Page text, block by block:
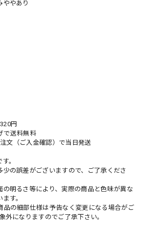
ややあり
円
で送料無料
文（ご入金確認）で当日発送
。
少の誤差がございますので、ご了承くださ
明るさ等により、実際の商品と色味が異な
す。
の細部仕様は予告なく変更になる場合がご
外になりますのでご了承下さい。